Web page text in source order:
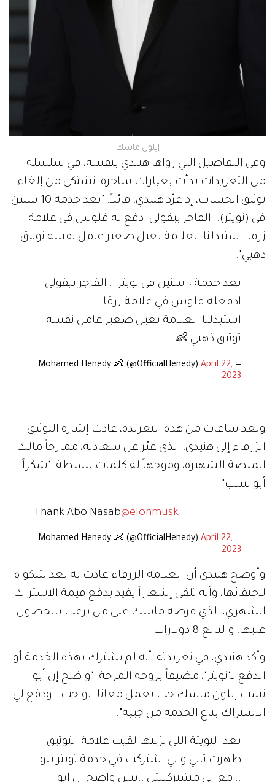
إيلون ماسك
وفي التفاصيل التي رواها هنيدي بنفسه، في سلسلة
من التغريدات بدأت بعبارات ساخرة، تشتكي من إلغاء
توثيق الحساب، إذ غرّد هنيدي، قائلاً: "بعد خدمة 10 سنين
في (تويتر).. الفاجر بيقولي ادفع له فلوس في علامة
زرقا، استبدلنا العلامة بعيل صغير عامل نفسه توثيق
ذهبي".
بعد خدمة ١٠ سنين في تويتر .. الفاجر بيقولي
ادفعله فلوس في علامة زرقا
استبدلنا العلامة بعيل صغير عامل نفسه
توثيق ذهبي 👶
— Mohamed Henedy 👶 (@OfficialHenedy)
April 22,
2023
وبعد ساعات من هذه التغريدة، عادت إشارة التوثيق
الزرقاء إلى هنيدي، الذي عبّر عن سعادته، ممازحاً مالك
المنصة الشهيرة، وموجهاً له كلمات بسيطة: "شكراً
أبو نسب".
Thank Abo Nasab@elonmusk
— Mohamed Henedy 👶 (@OfficialHenedy)
April 22,
2023
وأوضح هنيدي أن العلامة الزرقاء عادت له بعد شكواه
لاختفائها، وأنه تلقى إشعاراً يفيد بدفع قيمة الاشتراك
الشهري، الذي فرضه ماسك على من يرغب بالحصول
عليها، والبالغ 8 دولارات.
وأكد هنيدي، في تغريدته، أنه لم يشترك بهذه الخدمة أو
الدفع لـ"تويتر"، مضيفاً بروحه المرحة: "واضح إن أبو
نسب إيلون ماسك حب يعمل معانا الواجب.. ودفع لي
الاشتراك بتاع الخدمة من جيبه".
بعد التويتة اللي نزلتها لقيت علامة التوثيق
ظهرت تاني واني اشتركت في خدمة تويتر بلو
.. مع اني مشتركتش ..بس واضح ان ابو